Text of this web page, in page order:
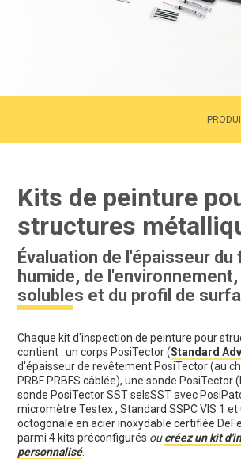
Kits de peinture
structures
Évaluation de l'épaisseur
humide, de
solubles et du profil de
Chaque kit d'inspection de peinture pour
contient : un corps PosiTector (Standard
d'épaisseur de revêtement PosiTector (au
PRBF PRBFS câblée), une sonde PosiTector
sonde PosiTector SST selsSST avec
micromètre Testex , Standard SSPC VIS 1 et
octogonale en acier inoxydable certifiée
parmi 4 kits préconfigurés ou créez un kit
personnalisé.